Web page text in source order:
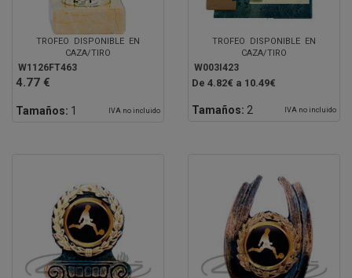
TROFEO DISPONIBLE EN
CAZA/TIRO
W1126FT463
4.77 €
Tamaños: 1 IVA no incluido
TROFEO DISPONIBLE EN
CAZA/TIRO
W003I423
De 4.82€ a 10.49€
Tamaños: 2 IVA no incluido